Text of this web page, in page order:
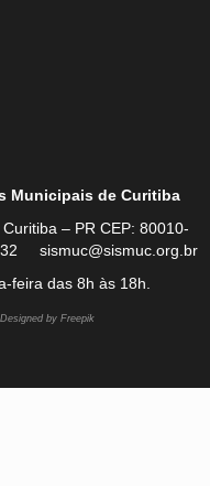
Municipais de Curitiba
– PR CEP: 80010-
sismuc@sismuc.org.br
feira das 8h às 18h.
Designed by Freepik